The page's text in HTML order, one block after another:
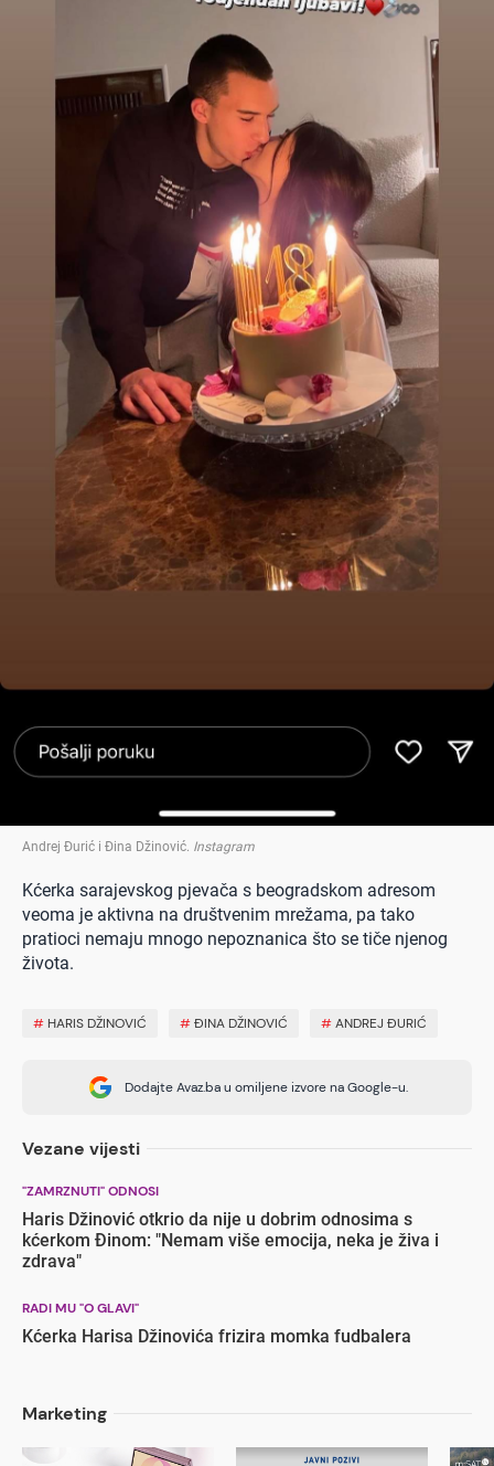
Andrej Đurić i Đina Džinović. Instagram
Kćerka sarajevskog pjevača s beogradskom adresom
veoma je aktivna na društvenim mrežama, pa tako
pratioci nemaju mnogo nepoznanica što se tiče njenog
života.
# HARIS DŽINOVIĆ #ĐINA DŽINOVIĆ #ANDREJ ĐURIĆ
Dodajte Avaz.ba u omiljene izvore na Google-u.
Vezane vijesti
"ZAMRZNUTI" ODNOSI
Haris Džinović otkrio da nije u dobrim odnosima s
kćerkom Đinom: "Nemam više emocija, neka je živa i
zdrava"
RADI MU "O GLAVI"
Kćerka Harisa Džinovića frizira momka fudbalera
Marketing